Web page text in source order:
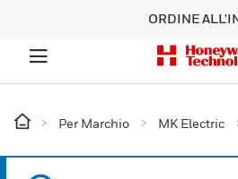
ORDINE
Per Marchio MK Electric